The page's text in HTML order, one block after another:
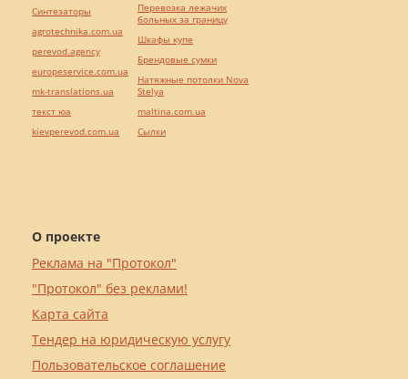
О проекте
Реклама на "Протокол"
"Протокол" без реклами!
Карта сайта
Тендер на юридическую услугу
Пользовательское соглашение
Синтезаторы
agrotechnika.com.ua
perevod.agency
europeservice.com.ua
mk-translations.ua
текст юа
kievperevod.com.ua
Перевозка лежачих
больных за границу
Шкафы купе
Брендовые сумки
Натяжные потолки Nova
Stelya
maltina.com.ua
Cылки